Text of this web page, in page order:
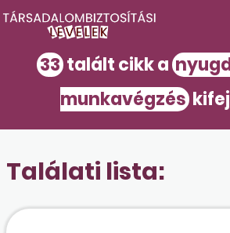
33talált cikk a
munkavégzés
Találati lista: